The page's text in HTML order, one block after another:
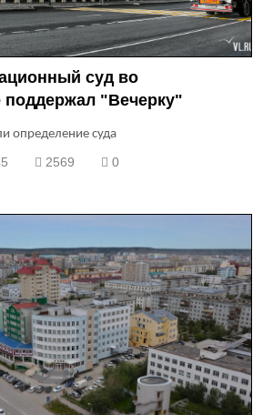
суд во
поддержал "Вечерку"
определение суда
2569 0